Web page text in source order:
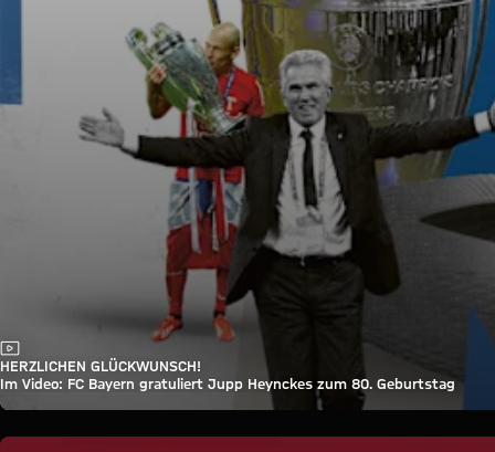
Video
HERZLICHEN GLÜCKWUNSCH!
Im Video: FC Bayern gratuliert Jupp Heynckes zum 80. Geburtstag